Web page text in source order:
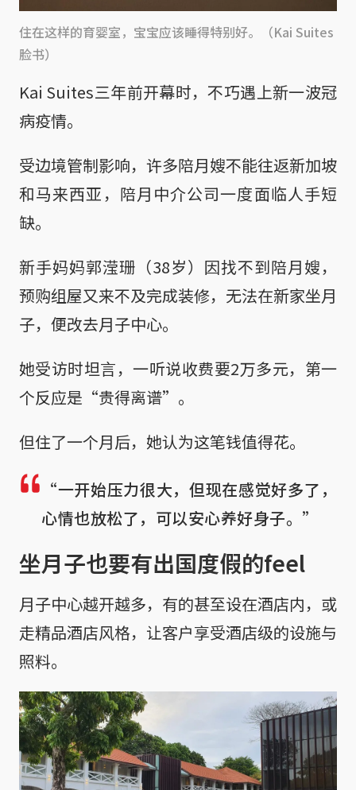
住在这样的育婴室，宝宝应该睡得特别好。（Kai Suites
脸书）
Kai Suites三年前开幕时，不巧遇上新一波冠
病疫情。
受边境管制影响，许多陪月嫂不能往返新加坡
和马来西亚，陪月中介公司一度面临人手短
缺。
新手妈妈郭滢珊（38岁）因找不到陪月嫂，
预购组屋又来不及完成装修，无法在新家坐月
子，便改去月子中心。
她受访时坦言，一听说收费要2万多元，第一
个反应是“贵得离谱”。
但住了一个月后，她认为这笔钱值得花。
“一开始压力很大，但现在感觉好多了，
心情也放松了，可以安心养好身子。”
坐月子也要有出国度假的feel
月子中心越开越多，有的甚至设在酒店内，或
走精品酒店风格，让客户享受酒店级的设施与
照料。